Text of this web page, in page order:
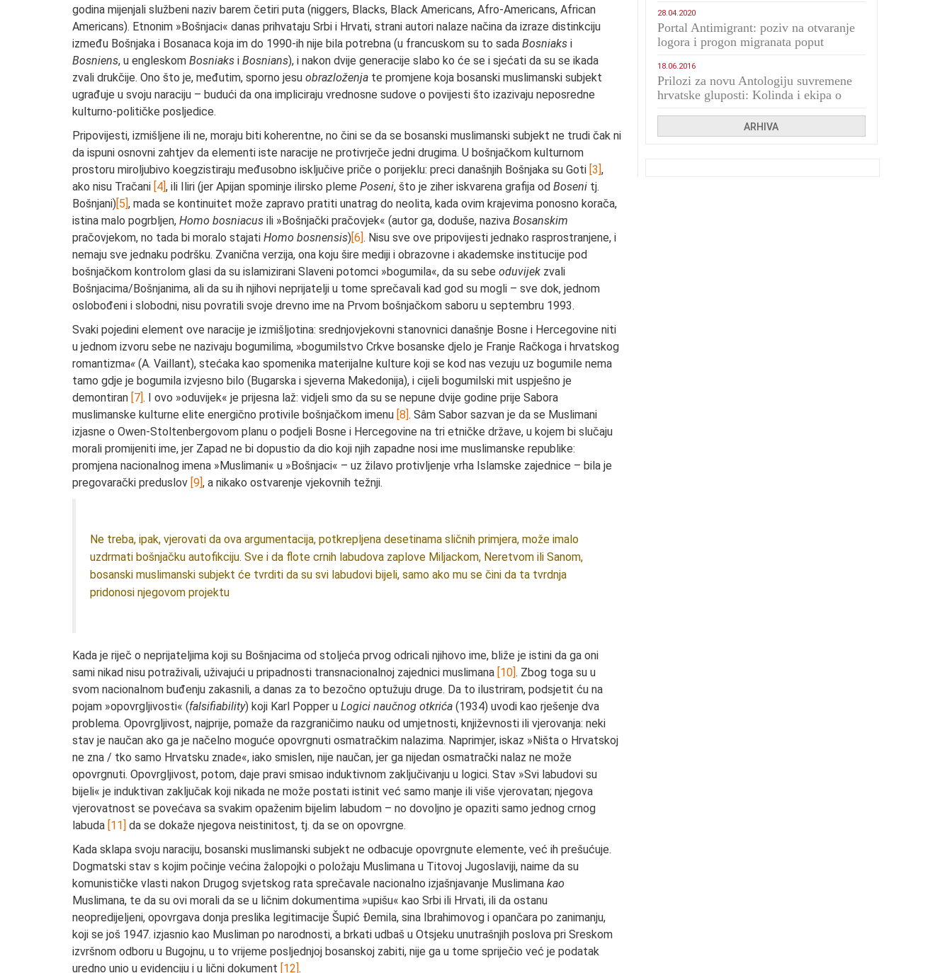
godina mijenjali službeni naziv barem četiri puta (niggers, Blacks, Black Americans, Afro-Americans, African
Americans). Etnonim »Bošnjaci« danas prihvataju Srbi i Hrvati, strani autori nalaze načina da izraze distinkciju
između Bošnjaka i Bosanaca koja im do 1990-ih nije bila potrebna (u francuskom su to sada Bosniaks i
Bosniens, u engleskom Bosniaks i Bosnians), i nakon dvije generacije slabo ko će se i sjećati da su se ikada
zvali drukčije. Ono što je, međutim, sporno jesu obrazloženja te promjene koja bosanski muslimanski subjekt
ugrađuje u svoju naraciju – budući da ona impliciraju vrednosne sudove o povijesti što izazivaju neposredne
kulturno-političke posljedice.
Pripovijesti, izmišljene ili ne, moraju biti koherentne, no čini se da se bosanski muslimanski subjekt ne trudi čak ni
da ispuni osnovni zahtjev da elementi iste naracije ne protivrječe jedni drugima. U bošnjačkom kulturnom
prostoru miroljubivo koegzistiraju međusobno isključive priče o porijeklu: preci današnjih Bošnjaka su Goti [3],
ako nisu Tračani [4], ili Iliri (jer Apijan spominje ilirsko pleme Poseni, što je ziher iskvarena grafija od Boseni tj.
Bošnjani)[5], mada se kontinuitet može zapravo pratiti unatrag do neolita, kada ovim krajevima ponosno korača,
istina malo pogrbljen, Homo bosniacus ili »Bošnjački pračovjek« (autor ga, doduše, naziva Bosanskim
pračovjekom, no tada bi moralo stajati Homo bosnensis)[6]. Nisu sve ove pripovijesti jednako rasprostranjene, i
nemaju sve jednaku podršku. Zvanična verzija, ona koju šire mediji i obrazovne i akademske institucije pod
bošnjačkom kontrolom glasi da su islamizirani Slaveni potomci »bogumila«, da su sebe oduvijek zvali
Bošnjacima/Bošnjanima, ali da su ih njihovi neprijatelji u tome sprečavali kad god su mogli – sve dok, jednom
oslobođeni i slobodni, nisu povratili svoje drevno ime na Prvom bošnjačkom saboru u septembru 1993.
Svaki pojedini element ove naracije je izmišljotina: srednjovjekovni stanovnici današnje Bosne i Hercegovine niti
u jednom izvoru sebe ne nazivaju bogumilima, »bogumilstvo Crkve bosanske djelo je Franje Račkoga i hrvatskog
romantizma« (A. Vaillant), stećaka kao spomenika materijalne kulture koji se kod nas vezuju uz bogumile nema
tamo gdje je bogumila izvjesno bilo (Bugarska i sjeverna Makedonija), i cijeli bogumilski mit uspješno je
demontiran [7]. I ovo »oduvijek« je prijesna laž: vidjeli smo da su se nepune dvije godine prije Sabora
muslimanske kulturne elite energično protivile bošnjačkom imenu [8]. Sâm Sabor sazvan je da se Muslimani
izjasne o Owen-Stoltenbergovom planu o podjeli Bosne i Hercegovine na tri etničke države, u kojem bi slučaju
morali promijeniti ime, jer Zapad ne bi dopustio da dio koji njih zapadne nosi ime muslimanske republike:
promjena nacionalnog imena »Muslimani« u »Bošnjaci« – uz žilavo protivljenje vrha Islamske zajednice – bila je
pregovarački preduslov [9], a nikako ostvarenje vjekovnih težnji.
Ne treba, ipak, vjerovati da ova argumentacija, potkrepljena desetinama sličnih primjera, može imalo
uzdrmati bošnjačku autofikciju. Sve i da flote crnih labudova zaplove Miljackom, Neretvom ili Sanom,
bosanski muslimanski subjekt će tvrditi da su svi labudovi bijeli, samo ako mu se čini da ta tvrdnja
pridonosi njegovom projektu
Kada je riječ o neprijateljima koji su Bošnjacima od stoljeća prvog odricali njihovo ime, bliže je istini da ga oni
sami nikad nisu potraživali, uživajući u pripadnosti transnacionalnoj zajednici muslimana [10]. Zbog toga su u
svom nacionalnom buđenju zakasnili, a danas za to bezočno optužuju druge. Da to ilustriram, podsjetit ću na
pojam »opovrgljivosti« (falsifiability) koji Karl Popper u Logici naučnog otkrića (1934) uvodi kao rješenje dva
problema. Opovrgljivost, najprije, pomaže da razgraničimo nauku od umjetnosti, književnosti ili vjerovanja: neki
stav je naučan ako ga je načelno moguće opovrgnuti osmatračkim nalazima. Naprimjer, iskaz »Ništa o Hrvatskoj
ne zna / tko samo Hrvatsku znade«, iako smislen, nije naučan, jer ga nijedan osmatrački nalaz ne može
opovrgnuti. Opovrgljivost, potom, daje pravi smisao induktivnom zaključivanju u logici. Stav »Svi labudovi su
bijeli« je induktivan zaključak koji nikada ne može postati istinit već samo manje ili više vjerovatan; njegova
vjerovatnost se povećava sa svakim opaženim bijelim labudom – no dovoljno je opaziti samo jednog crnog
labuda [11] da se dokaže njegova neistinitost, tj. da se on opovrgne.
Kada sklapa svoju naraciju, bosanski muslimanski subjekt ne odbacuje opovrgnute elemente, već ih prešućuje.
Dogmatski stav s kojim počinje većina žalopojki o položaju Muslimana u Titovoj Jugoslaviji, naime da su
komunističke vlasti nakon Drugog svjetskog rata sprečavale nacionalno izjašnjavanje Muslimana kao
Muslimana, te da su ovi morali da se u ličnim dokumentima »upišu« kao Srbi ili Hrvati, ili da ostanu
neopredijeljeni, opovrgava donja preslika legitimacije Šupić Đemila, sina Ibrahimovog i opančara po zanimanju,
koji se još 1947. izjasnio kao Musliman po narodnosti, a brkati udbaš u Otsjeku unutrašnjih poslova pri Sreskom
izvršnom odboru u Bugojnu, u to vrijeme posljednjoj bosanskoj zabiti, nije ga u tome spriječio već je podatak
uredno unio u evidenciju i u lični dokument [12].
28.04.2020
Portal Antimigrant: poziv na otvaranje
logora i progon migranata poput
18.06.2016
Prilozi za novu Antologiju suvremene
hrvatske gluposti: Kolinda i ekipa o
ARHIVA